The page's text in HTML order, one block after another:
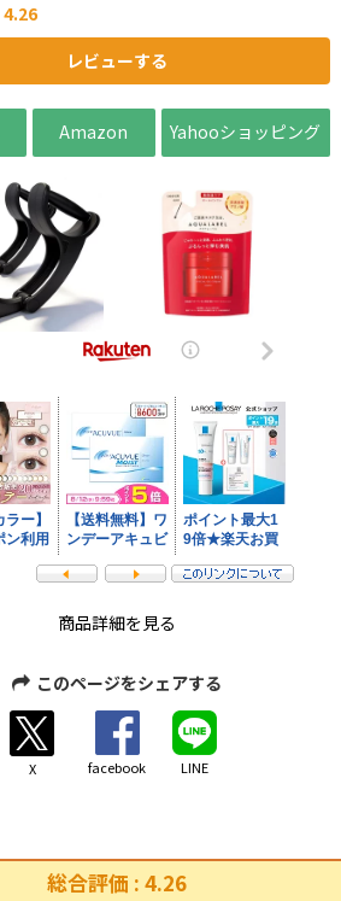
4.26
レビューする
Amazon Yahooショッピング
商品詳細を見る
このページをシェアする
X facebook LINE
総合評価 : 4.26